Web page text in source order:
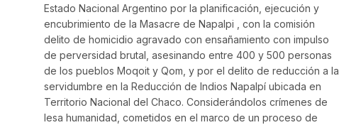
Estado Nacional Argentino por la planificación, ejecución y
encubrimiento de la Masacre de Napalpi , con la comisión
delito de homicidio agravado con ensañamiento con impulso
de perversidad brutal, asesinando entre 400 y 500 personas
de los pueblos Moqoit y Qom, y por el delito de reducción a la
servidumbre en la Reducción de Indios Napalpí ubicada en
Territorio Nacional del Chaco. Considerándolos crímenes de
lesa humanidad, cometidos en el marco de un proceso de